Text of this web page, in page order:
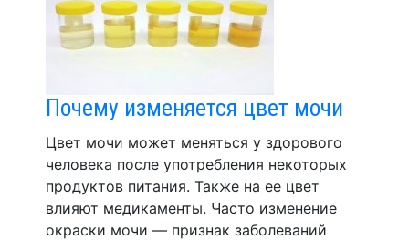
Почему изменяется цвет мочи
Цвет мочи может меняться у здорового
человека после употребления некоторых
продуктов питания. Также на ее цвет
влияют медикаменты. Часто изменение
окраски мочи — признак заболеваний